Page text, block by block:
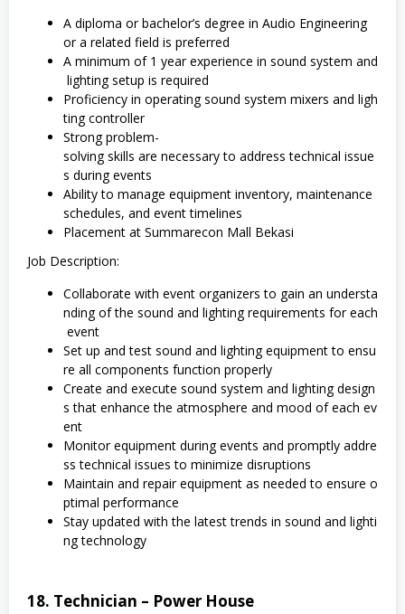
A diploma or bachelor’s degree in Audio Engineering
or a related field is preferred
A minimum of 1 year experience in sound system and
lighting setup is required
Proficiency in operating sound system mixers and ligh
ting controller
Strong problem-
solving skills are necessary to address technical issue
s during events
Ability to manage equipment inventory, maintenance
schedules, and event timelines
Placement at Summarecon Mall Bekasi
Job Description:
Collaborate with event organizers to gain an understa
nding of the sound and lighting requirements for each
event
Set up and test sound and lighting equipment to ensu
re all components function properly
Create and execute sound system and lighting design
s that enhance the atmosphere and mood of each ev
ent
Monitor equipment during events and promptly addre
ss technical issues to minimize disruptions
Maintain and repair equipment as needed to ensure o
ptimal performance
Stay updated with the latest trends in sound and lighti
ng technology
18. Technician – Power House